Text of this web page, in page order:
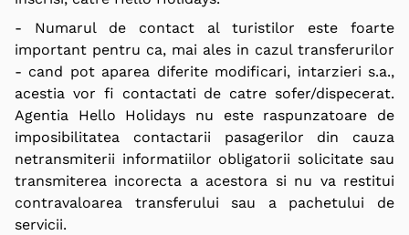
- Numarul de contact al turistilor este foarte
important pentru ca, mai ales in cazul transferurilor
- cand pot aparea diferite modificari, intarzieri s.a.,
acestia vor fi contactati de catre sofer/dispecerat.
Agentia Hello Holidays nu este raspunzatoare de
imposibilitatea contactarii pasagerilor din cauza
netransmiterii informatiilor obligatorii solicitate sau
transmiterea incorecta a acestora si nu va restitui
contravaloarea transferului sau a pachetului de
servicii.